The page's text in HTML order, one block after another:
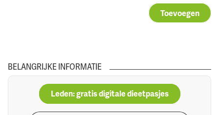
Toevoegen
BELANGRIJKE INFORMATIE
Leden: gratis digitale dieetpasjes